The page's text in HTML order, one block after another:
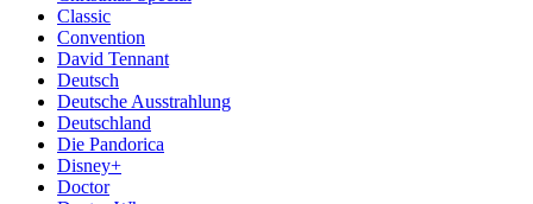
Classic
Convention
David Tennant
Deutsch
Deutsche Ausstrahlung
Deutschland
Die Pandorica
Disney+
Doctor